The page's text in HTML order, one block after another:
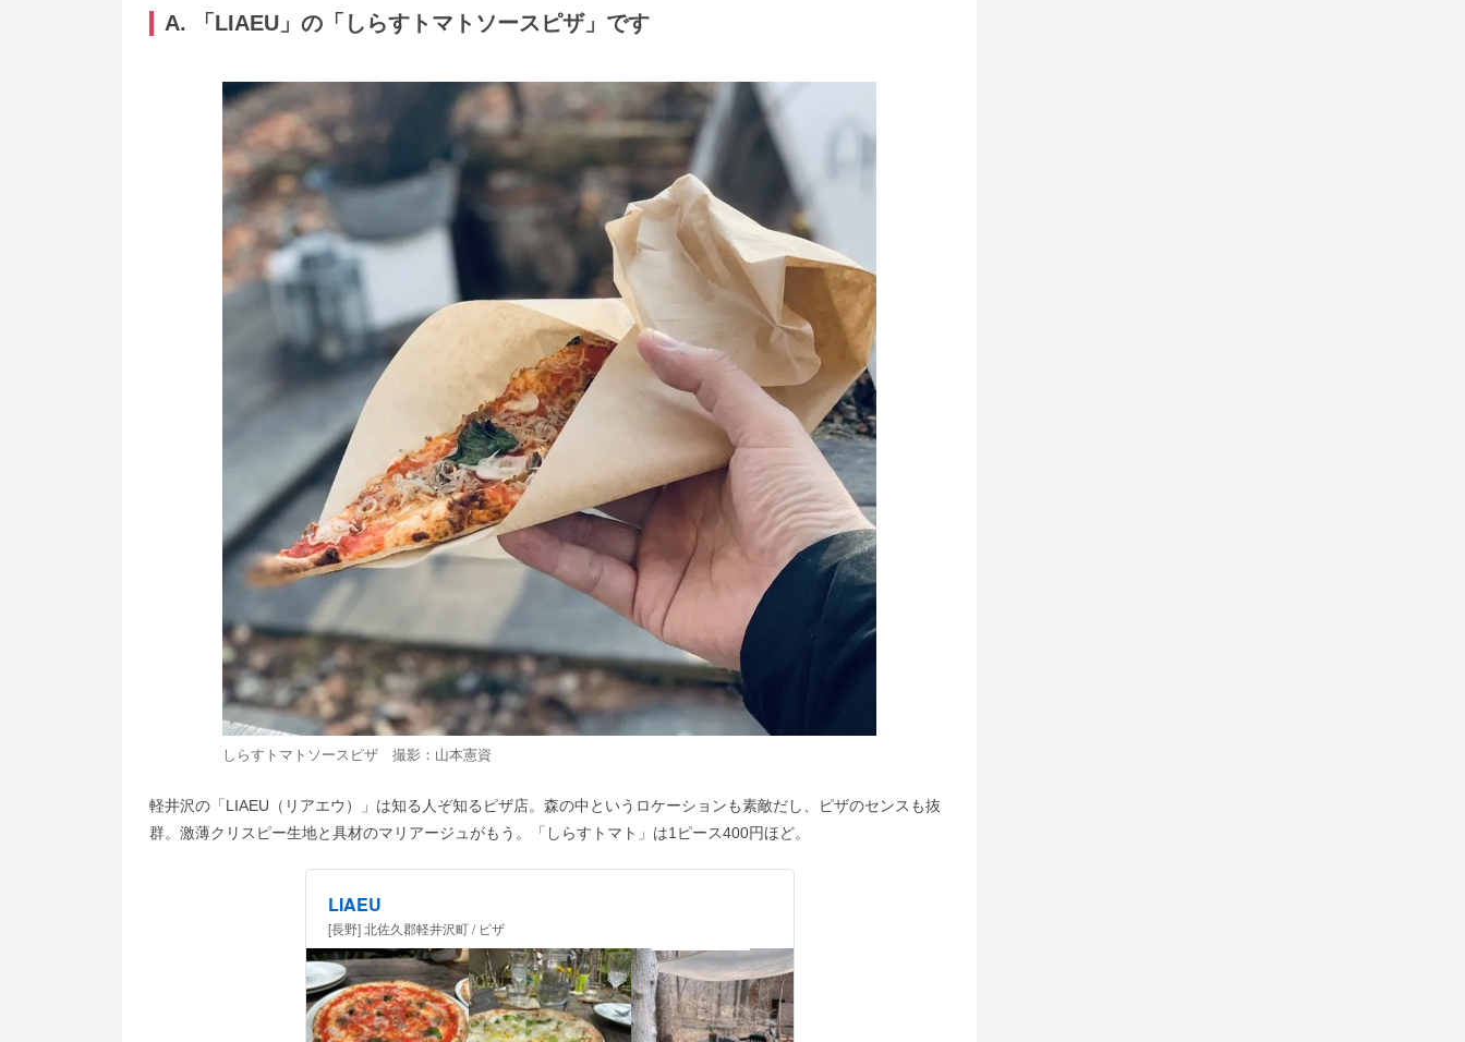
A. 「LIAEU」の「しらすトマトソースピザ」です
しらすトマトソースピザ 撮影：山本憲資
軽井沢の「LIAEU（リアエウ）」は知る人ぞ知るピザ店。森の中というロケーションも素敵だし、ピザのセンスも抜
群。激薄クリスピー生地と具材のマリアージュがもう。「しらすトマト」は1ピース400円ほど。
LIAEU
[長野] 北佐久郡軽井沢町 / ピザ